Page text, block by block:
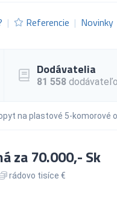
Referencie Novinky
Dodávatelia
81 558
na plastové 5-komorové
za 70.000,- Sk
rádovo tisíce €